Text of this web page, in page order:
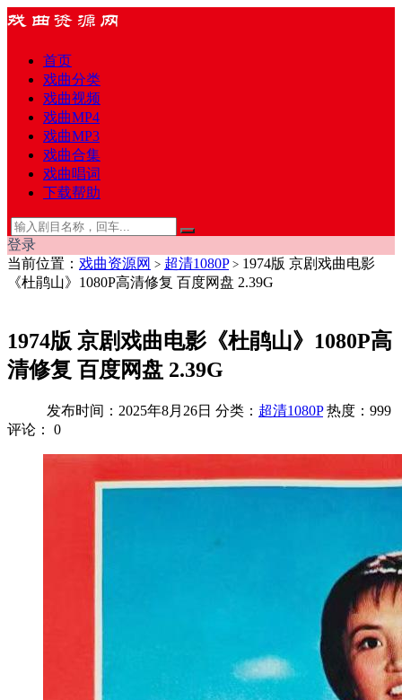
首页
戏曲分类
戏曲视频
戏曲MP4
戏曲MP3
戏曲合集
戏曲唱词
下载帮助
登录
当前位置： 戏曲资源网 > 超清1080P > 1974版 京剧戏曲电影
《杜鹃山》1080P高清修复 百度网盘 2.39G
1974版 京剧戏曲电影《杜鹃山》1080P高
清修复 百度网盘 2.39G
发布时间：2025年8月26日 分类： 超清1080P 热度：999
评论：
0